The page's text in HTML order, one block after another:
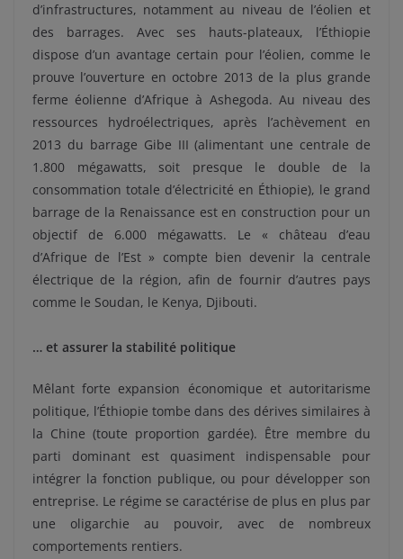
d’infrastructures, notamment au niveau de l’éolien et
des barrages. Avec ses hauts-plateaux, l’Éthiopie
dispose d’un avantage certain pour l’éolien, comme le
prouve l’ouverture en octobre 2013 de la plus grande
ferme éolienne d’Afrique à Ashegoda. Au niveau des
ressources hydroélectriques, après l’achèvement en
2013 du barrage Gibe III (alimentant une centrale de
1.800 mégawatts, soit presque le double de la
consommation totale d’électricité en Éthiopie), le grand
barrage de la Renaissance est en construction pour un
objectif de 6.000 mégawatts. Le « château d’eau
d’Afrique de l’Est » compte bien devenir la centrale
électrique de la région, afin de fournir d’autres pays
comme le Soudan, le Kenya, Djibouti.
… et assurer la stabilité politique
Mêlant forte expansion économique et autoritarisme
politique, l’Éthiopie tombe dans des dérives similaires à
la Chine (toute proportion gardée). Être membre du
parti dominant est quasiment indispensable pour
intégrer la fonction publique, ou pour développer son
entreprise. Le régime se caractérise de plus en plus par
une oligarchie au pouvoir, avec de nombreux
comportements rentiers.